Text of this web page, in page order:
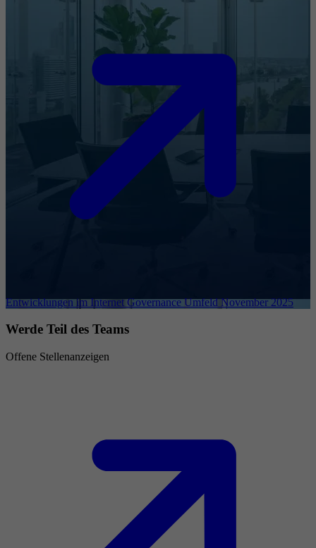
Entwicklungen im Internet Governance Umfeld November 2025
Werde Teil des Teams
Offene Stellenanzeigen